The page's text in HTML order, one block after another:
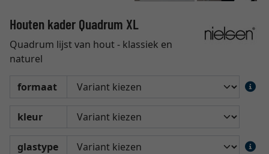
Houten kader Quadrum XL
Quadrum lijst van hout - klassiek en
naturel
formaat
kleur
glastype